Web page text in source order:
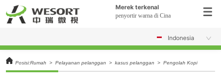
Merek terkenal
penyortir warna di Cina
Indonesia
Posisi:Rumah > Pelayanan pelanggan > kasus pelanggan > Pengolah Kopi